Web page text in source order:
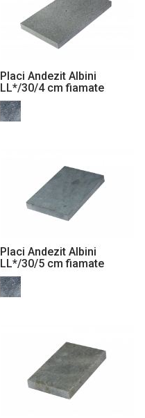
Placi Andezit Albini
LL*/30/4 cm fiamate
Placi Andezit Albini
LL*/30/5 cm fiamate